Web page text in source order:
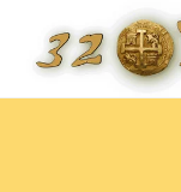
contenido